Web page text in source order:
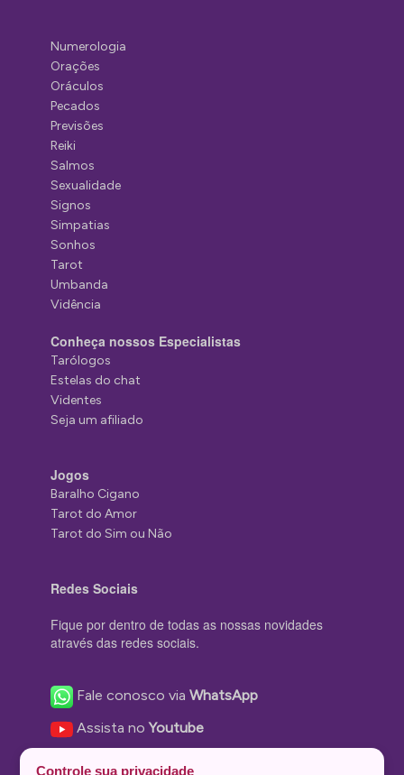
Numerologia
Orações
Oráculos
Pecados
Previsões
Reiki
Salmos
Sexualidade
Signos
Simpatias
Sonhos
Tarot
Umbanda
Vidência
Conheça nossos Especialistas
Tarólogos
Estelas do chat
Videntes
Seja um afiliado
Jogos
Baralho Cigano
Tarot do Amor
Tarot do Sim ou Não
Redes Sociais
Fique por dentro de todas as nossas novidades
através das redes sociais.
Fale conosco viaWhatsApp
Assista noYoutube
Controle sua privacidade